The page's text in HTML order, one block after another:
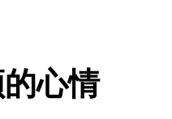
讲中国话"
心情